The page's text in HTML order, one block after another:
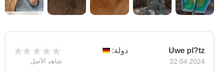
Uwe pl?tz
22.04.2024
دولة:
شاهد الأصل